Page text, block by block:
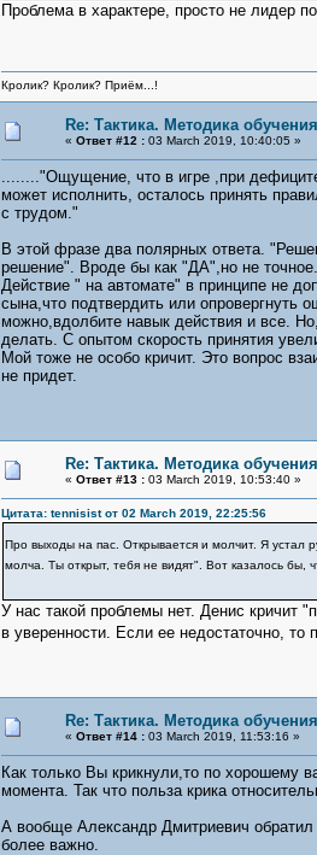
Проблема в характере, просто не лидер
Кролик? Кролик? Приём...!
Re: Тактика. Методика обучения
« Ответ #12 :03 March 2019, 10:40:05 »
........"Ощущение, что в игре ,при
может исполнить, осталось принять
с трудом."
В этой фразе два полярных ответа.
решение". Вроде бы как "ДА",но не точное.
Действие " на автомате" в принципе не
сына,что подтвердить или опровергнуть
можно,вдолбите навык действия и все.
делать. С опытом скорость принятия
Мой тоже не особо кричит. Это вопрос
не придет.
Re: Тактика. Методика обучения
« Ответ #13 :03 March 2019, 10:53:40 »
Цитата: tennisist от 02 March 2019, 22:25:56
Про выходы на пас. Открывается и молчит. Я устал
молча. Ты открыт, тебя не видят". Вот казалось бы,
У нас такой проблемы нет. Денис
в уверенности. Если ее недостаточно,
Re: Тактика. Методика обучения
« Ответ #14 :03 March 2019, 11:53:16 »
Как только Вы крикнули,то по хорошему
момента. Так что польза крика
А вообще Александр Дмитриевич
более важно.